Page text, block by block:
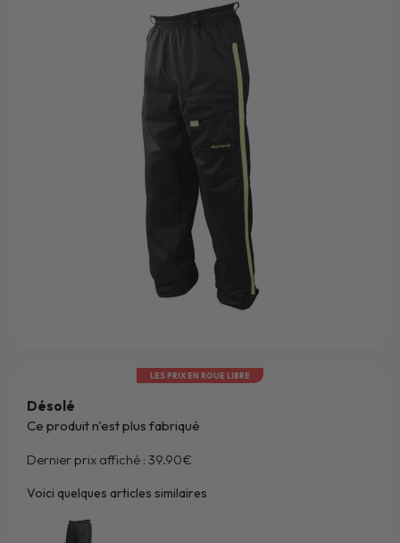
LES PRIX EN ROUE LIBRE
Désolé
Ce produit n'est plus fabriqué
Dernier prix affiché : 39.90€
Voici quelques articles similaires